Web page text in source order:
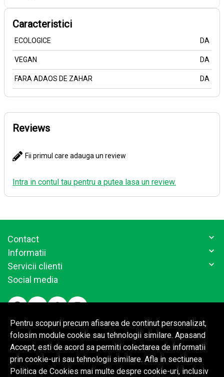
Caracteristici
ECOLOGICE DA
VEGAN DA
FARA ADAOS DE ZAHAR DA
Reviews
Fii primul care adauga un review
Intra in contul tau pentru a putea lasa un review.
Contact
Informatii
Servicii clienti
Social media
Pentru scopuri precum afisarea de continut personalizat,
folosim module cookie sau tehnologii similare. Apasand
Accept, esti de acord sa permiti colectarea de informatii
prin cookie-uri sau tehnologii similare. Afla in sectiunea
Politica de Cookies mai multe despre cookie-uri, inclusiv